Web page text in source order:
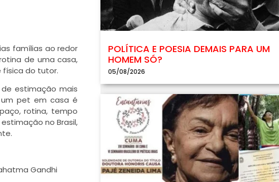
famílias ao redor
de uma casa,
física do tutor.
estimação mais
um pet em casa é
rotina, tempo
no Brasil,
Gandhi
POLÍTICA E POESIA DEMAIS PARA UM
HOMEM SÓ?
05/08/2026